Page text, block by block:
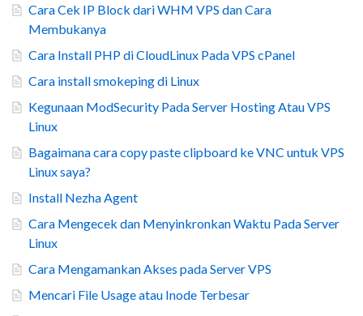
Cara Cek IP Block dari WHM VPS dan Cara
Membukanya
Cara Install PHP di CloudLinux Pada VPS cPanel
Cara install smokeping di Linux
Kegunaan ModSecurity Pada Server Hosting Atau VPS
Linux
Bagaimana cara copy paste clipboard ke VNC untuk VPS
Linux saya?
Install Nezha Agent
Cara Mengecek dan Menyinkronkan Waktu Pada Server
Linux
Cara Mengamankan Akses pada Server VPS
Mencari File Usage atau Inode Terbesar